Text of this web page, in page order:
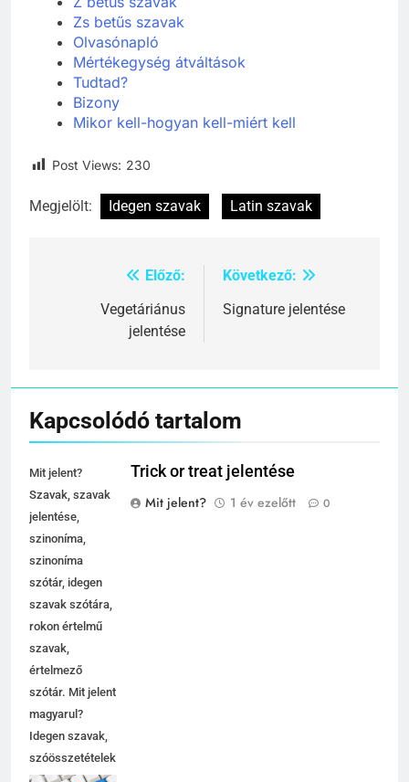
Zs betűs szavak
Olvasónapló
Mértékegység átváltások
Tudtad?
Bizony
Mikor kell-hogyan kell-miért kell
Post Views: 230
Megjelölt: Idegen szavak Latin szavak
Bejegyzés
navigáció
Előző:
Vegetáriánus
jelentése
Következő:
Signature jelentése
Kapcsolódó tartalom
Mit jelent?
Szavak, szavak
jelentése,
szinoníma,
szinoníma
szótár, idegen
szavak szótára,
rokon értelmű
szavak,
értelmező
szótár. Mit jelent
magyarul?
Idegen szavak,
szóösszetételek
Trick or treat jelentése
Mit jelent?
1 év ezelőtt 0